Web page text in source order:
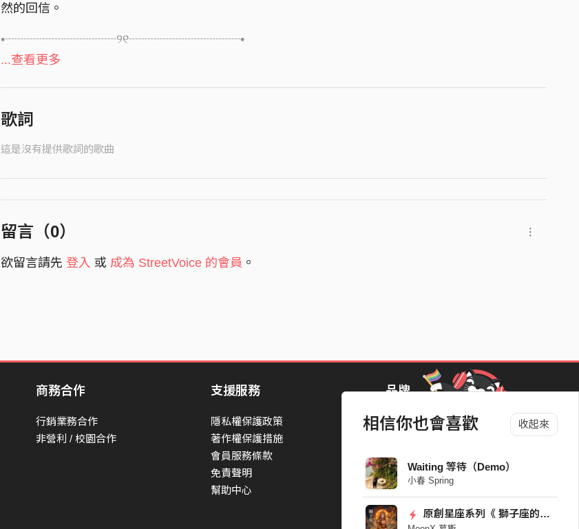
相信你也會喜歡 收起來
Waiting 等待（Demo）
小春 Spring
原創星座系列《 獅子座的你 》| You the Leo
然的回信。
•┈┈┈┈┈┈┈┈┈୨୧┈┈┈┈┈┈┈┈┈•
Written, arranged and mixed by Caslean
...查看更多
歌詞
這是沒有提供歌詞的歌曲
留言（0）
欲留言請先 登入 或 成為 StreetVoice 的會員 。
商務合作
行銷業務合作
非營利 / 校園合作
支援服務
隱私權保護政策
著作權保護措施
會員服務條款
免責聲明
幫助中心
品牌
StreetVoice Awards 街聲音樂獎
Blow 吹音樂
Packer 派歌
SimpleLife 簡單生活節
ParkPark Carnival
一起比 YEAH 吧